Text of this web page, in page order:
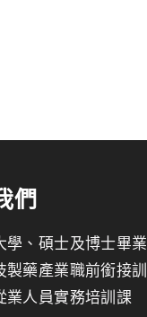
們
學、碩士及博士畢業
製藥產業職前銜接訓
業人員實務培訓課